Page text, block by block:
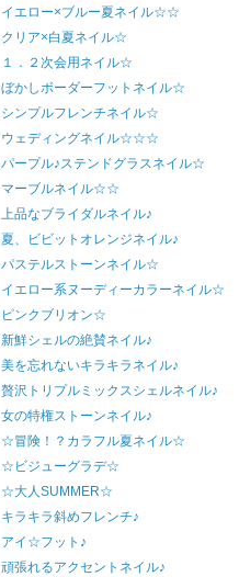
イエロー×ブルー夏ネイル☆☆
クリア×白夏ネイル☆
１．２次会用ネイル☆
ぼかしボーダーフットネイル☆
シンプルフレンチネイル☆
ウェディングネイル☆☆☆
パープル♪ステンドグラスネイル☆
マーブルネイル☆☆
上品なブライダルネイル♪
夏、ビビットオレンジネイル♪
パステルストーンネイル☆
イエロー系ヌーディーカラーネイル☆
ピンクブリオン☆
新鮮シェルの絶賛ネイル♪
美を忘れないキラキラネイル♪
贅沢トリプルミックスシェルネイル♪
女の特権ストーンネイル♪
☆冒険！？カラフル夏ネイル☆
☆ビジューグラデ☆
☆大人SUMMER☆
キラキラ斜めフレンチ♪
アイ☆フット♪
頑張れるアクセントネイル♪